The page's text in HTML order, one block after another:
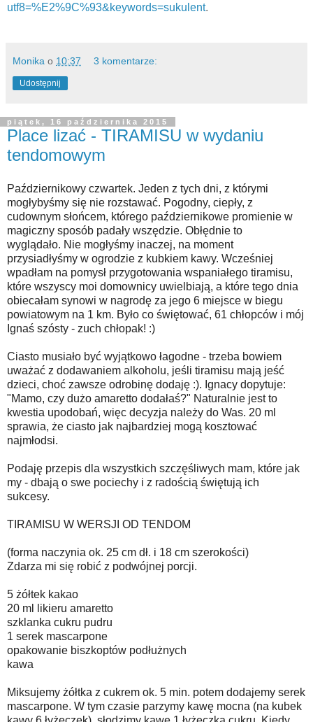
utf8=%E2%9C%93&keywords=sukulent.
Monika o 10:37 3 komentarze:
Udostępnij
piątek, 16 października 2015
Place lizać - TIRAMISU w wydaniu
tendomowym
Październikowy czwartek. Jeden z tych dni, z którymi
mogłybyśmy się nie rozstawać. Pogodny, ciepły, z
cudownym słońcem, którego październikowe promienie w
magiczny sposób padały wszędzie. Obłędnie to
wyglądało. Nie mogłyśmy inaczej, na moment
przysiadłyśmy w ogrodzie z kubkiem kawy. Wcześniej
wpadłam na pomysł przygotowania wspaniałego tiramisu,
które wszyscy moi domownicy uwielbiają, a które tego dnia
obiecałam synowi w nagrodę za jego 6 miejsce w biegu
powiatowym na 1 km. Było co świętować, 61 chłopców i mój
Ignaś szósty - zuch chłopak! :)
Ciasto musiało być wyjątkowo łagodne - trzeba bowiem
uważać z dodawaniem alkoholu, jeśli tiramisu mają jeść
dzieci, choć zawsze odrobinę dodaję :). Ignacy dopytuje:
"Mamo, czy dużo amaretto dodałaś?" Naturalnie jest to
kwestia upodobań, więc decyzja należy do Was. 20 ml
sprawia, że ciasto jak najbardziej mogą kosztować
najmłodsi.
Podaję przepis dla wszystkich szczęśliwych mam, które jak
my - dbają o swe pociechy i z radością świętują ich
sukcesy.
TIRAMISU W WERSJI OD TENDOM
(forma naczynia ok. 25 cm dł. i 18 cm szerokości)
Zdarza mi się robić z podwójnej porcji.
5 żółtek kakao
20 ml likieru amaretto
szklanka cukru pudru
1 serek mascarpone
opakowanie biszkoptów podłużnych
kawa
Miksujemy żółtka z cukrem ok. 5 min. potem dodajemy serek
mascarpone. W tym czasie parzymy kawę mocna (na kubek